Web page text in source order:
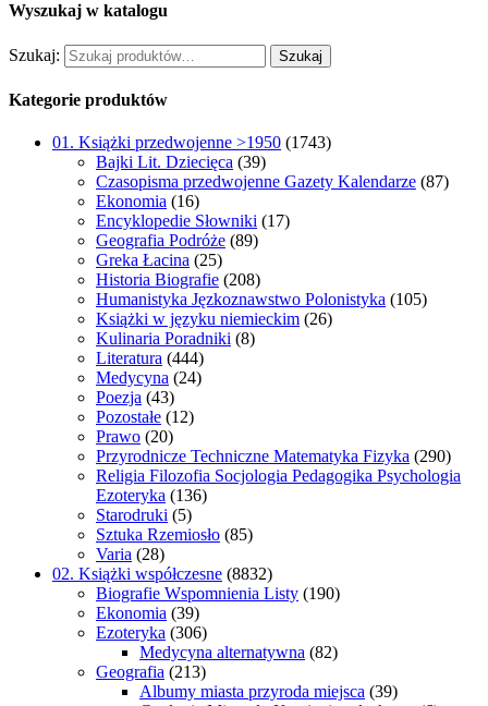
Wyszukaj w katalogu
Szukaj: Szukaj
Kategorie produktów
01. Książki przedwojenne >1950 (1743)
Bajki Lit. Dziecięca (39)
Czasopisma przedwojenne Gazety Kalendarze (87)
Ekonomia (16)
Encyklopedie Słowniki (17)
Geografia Podróże (89)
Greka Łacina (25)
Historia Biografie (208)
Humanistyka Jęzkoznawstwo Polonistyka (105)
Książki w języku niemieckim (26)
Kulinaria Poradniki (8)
Literatura (444)
Medycyna (24)
Poezja (43)
Pozostałe (12)
Prawo (20)
Przyrodnicze Techniczne Matematyka Fizyka (290)
Religia Filozofia Socjologia Pedagogika Psychologia
Ezoteryka (136)
Starodruki (5)
Sztuka Rzemiosło (85)
Varia (28)
02. Książki współczesne (8832)
Biografie Wspomnienia Listy (190)
Ekonomia (39)
Ezoteryka (306)
Medycyna alternatywna (82)
Geografia (213)
Albumy miasta przyroda miejsca (39)